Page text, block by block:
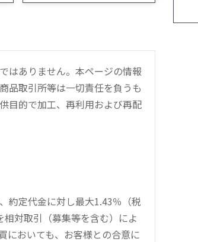
はありません。本ページの情報
品取引所等は一切責任を負うも
目的で加工、再利用および再配
約定代金に対し最大1.43％（税
対取引（募集等を含む）によ
においても、お客様との合意に